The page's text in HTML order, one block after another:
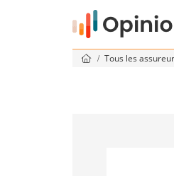
Tous les